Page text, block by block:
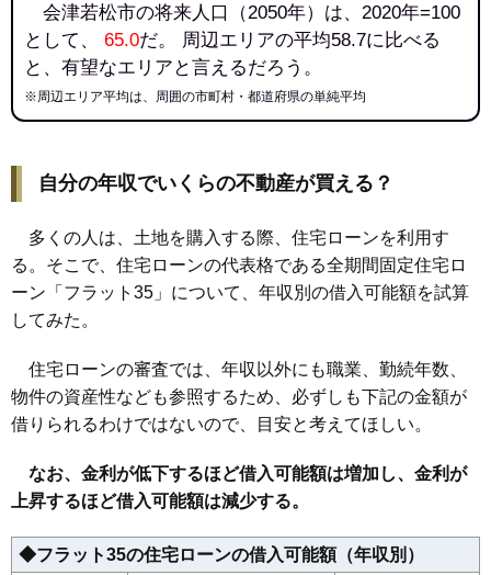
会津若松市の将来人口（2050年）は、2020年=100
として、 65.0だ。 周辺エリアの平均58.7に比べる
と、有望なエリアと言えるだろう。
※周辺エリア平均は、周囲の市町村・都道府県の単純平均
自分の年収でいくらの不動産が買える？
多くの人は、土地を購入する際、住宅ローンを利用す
る。そこで、住宅ローンの代表格である全期間固定住宅ロ
ーン「フラット35」について、年収別の借入可能額を試算
してみた。
住宅ローンの審査では、年収以外にも職業、勤続年数、
物件の資産性なども参照するため、必ずしも下記の金額が
借りられるわけではないので、目安と考えてほしい。
なお、金利が低下するほど借入可能額は増加し、金利が
上昇するほど借入可能額は減少する。
◆フラット35の住宅ローンの借入可能額（年収別）